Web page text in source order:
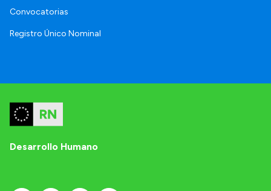
Convocatorias
Registro Único Nominal
Desarrollo Humano